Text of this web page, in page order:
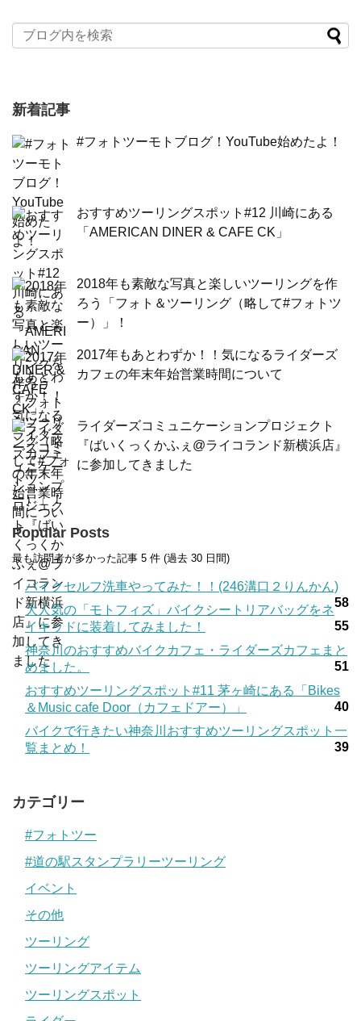
新着記事
#フォトツーモトブログ！YouTube始めたよ！
おすすめツーリングスポット#12 川崎にある
「AMERICAN DINER & CAFE CK」
2018年も素敵な写真と楽しいツーリングを作
ろう「フォト＆ツーリング（略して#フォトツ
ー）」！
2017年もあとわずか！！気になるライダーズ
カフェの年末年始営業時間について
ライダーズコミュニケーションプロジェクト
『ばいくっくかふぇ@ライコランド新横浜店』
に参加してきました
Popular Posts
最も訪問者が多かった記事 5 件 (過去 30 日間)
バイクセルフ洗車やってみた！！(246溝口２りんかん)
58
大人気の「モトフィズ」バイクシートリアバッグをネ
イキッドに装着してみました！
55
神奈川のおすすめバイクカフェ・ライダーズカフェまと
めました。
51
おすすめツーリングスポット#11 茅ヶ崎にある「Bikes
＆Music cafe Door（カフェドアー）」
40
バイクで行きたい神奈川おすすめツーリングスポット一
覧まとめ！
39
カテゴリー
#フォトツー
#道の駅スタンプラリーツーリング
イベント
その他
ツーリング
ツーリングアイテム
ツーリングスポット